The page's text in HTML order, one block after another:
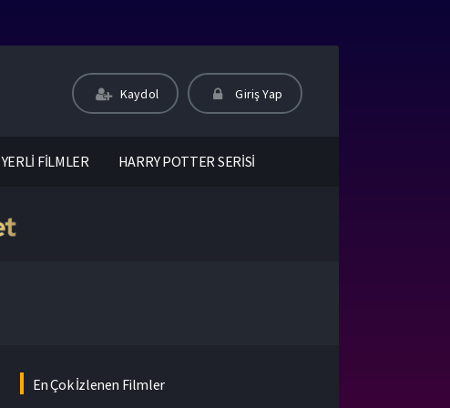
Kaydol Giriş Yap
YERLİ FİLMLER HARRY POTTER SERİSİ
En Çok İzlenen Filmler